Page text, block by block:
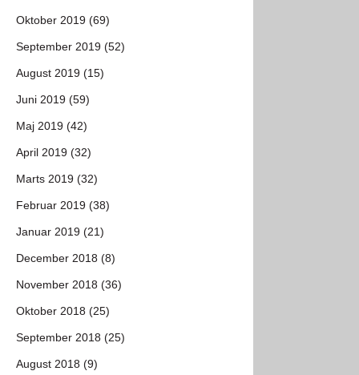
Oktober 2019 (69)
September 2019 (52)
August 2019 (15)
Juni 2019 (59)
Maj 2019 (42)
April 2019 (32)
Marts 2019 (32)
Februar 2019 (38)
Januar 2019 (21)
December 2018 (8)
November 2018 (36)
Oktober 2018 (25)
September 2018 (25)
August 2018 (9)